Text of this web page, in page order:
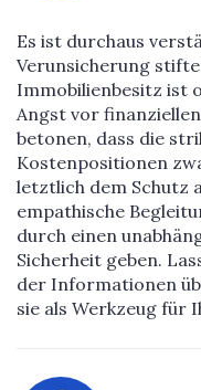
Es ist durchaus
Verunsicherung
Immobilienbesitz ist
Angst vor
betonen, dass die
Kostenpositionen
letztlich dem Schutz
empathische
durch einen
Sicherheit geben.
der Informationen
sie als Werkzeug für